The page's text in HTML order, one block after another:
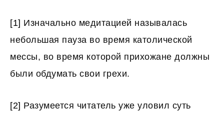
[1] Изначально медитацией называлась
небольшая пауза во время католической
мессы, во время которой прихожане должны
были обдумать свои грехи.
[2] Разумеется читатель уже уловил суть